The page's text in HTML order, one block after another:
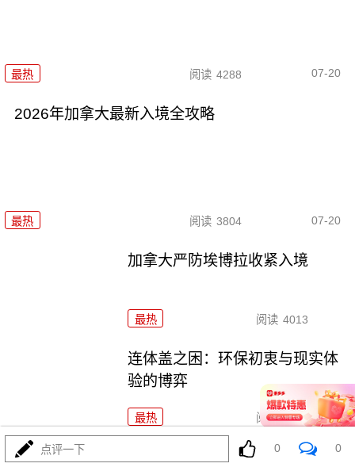
最热 阅读 4288 07-20
2026年加拿大最新入境全攻略
最热 阅读 3804 07-20
加拿大严防埃博拉收紧入境
最热 阅读 4013
连体盖之困：环保初衷与现实体
验的博弈
最热 阅读 4889
瓶盖安全设计：微观细节中的守护与防错
点评一下 0 0